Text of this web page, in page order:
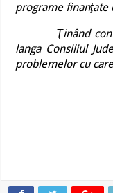
programe finanţate
Ţinând cont de
langa Consiliul
problemelor cu